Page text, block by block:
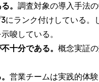
。 調査対象の導入手法
ランク付けしている
唆している。
十分である。 概念実証
営業チームは実践的体